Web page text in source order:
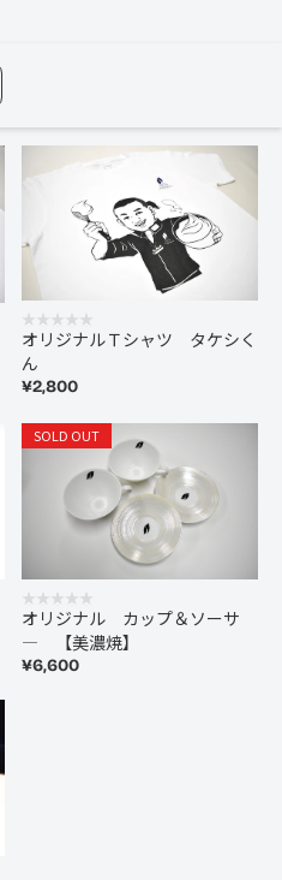
オリジナルＴシャツ タケシく
ん
¥2,800
SOLD OUT
オリジナル カップ＆ソーサ
― 【美濃焼】
¥6,600